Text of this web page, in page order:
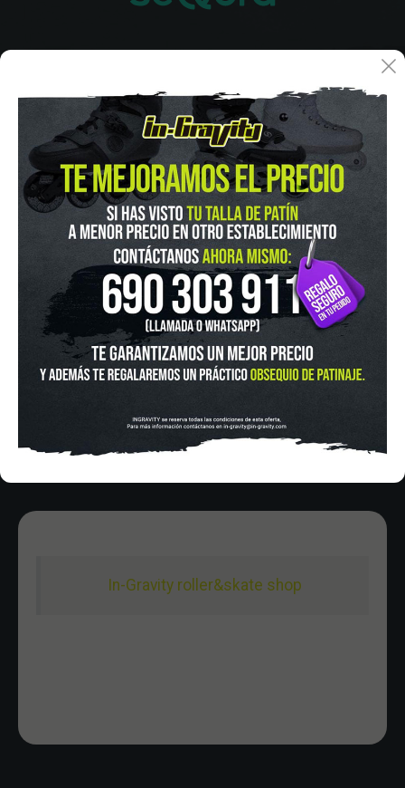
In-Gravity roller&skate shop
IN-GRAVITY MADRID RETIRO
Pza. Mariano de Cavia, 2
Tel.:915 524 553
in-gravity@in-gravity.com
HORARIO
Lunes a Viernes de 12:00 - 20:30
Sabado De 10:00 - 20:30